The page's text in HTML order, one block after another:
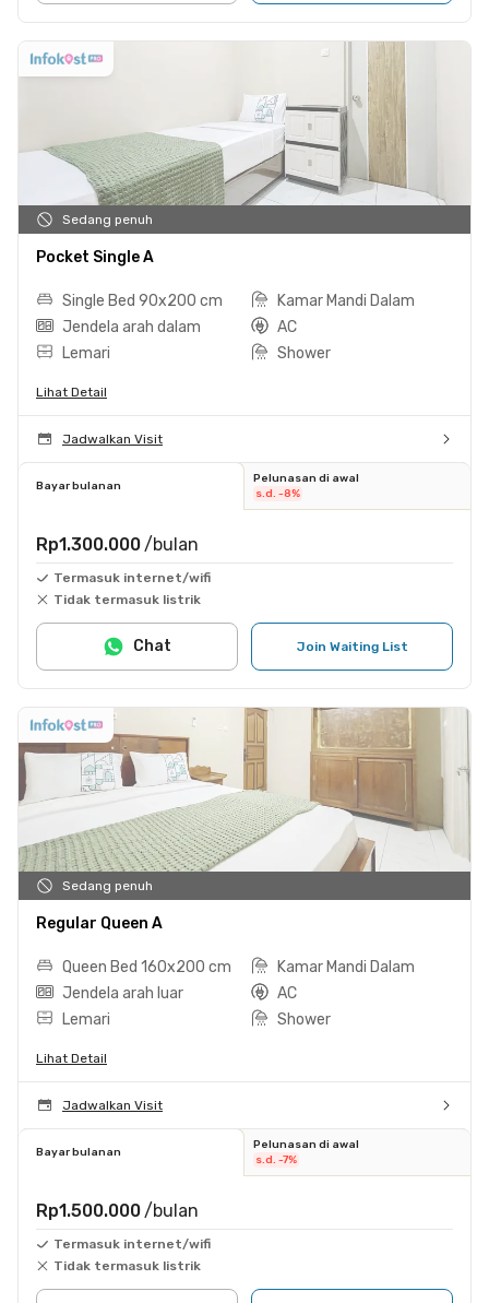
Sedang penuh
Pocket Single A
Single Bed 90x200 cm
Kamar Mandi Dalam
Jendela arah dalam
AC
Lemari
Shower
Lihat Detail
Jadwalkan Visit
Bayar bulanan
Pelunasan di awal
s.d. -8%
Rp1.300.000 /bulan
Termasuk internet/wifi
Tidak termasuk listrik
Join Waiting List
Chat
Sedang penuh
Regular Queen A
Queen Bed 160x200 cm
Kamar Mandi Dalam
Jendela arah luar
AC
Lemari
Shower
Lihat Detail
Jadwalkan Visit
Bayar bulanan
Pelunasan di awal
s.d. -7%
Rp1.500.000 /bulan
Termasuk internet/wifi
Tidak termasuk listrik